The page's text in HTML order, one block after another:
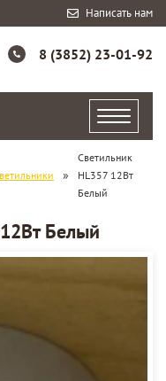
Написать нам
8 (3852) 23-01-92
»
Светильник
HL357 12Вт
Белый
Белый